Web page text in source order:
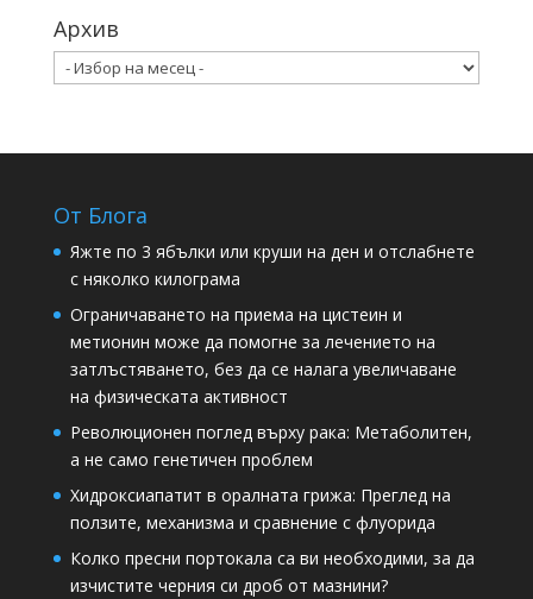
Архив
Архив
От Блога
Яжте по 3 ябълки или круши на ден и отслабнете
с няколко килограма
Ограничаването на приема на цистеин и
метионин може да помогне за лечението на
затлъстяването, без да се налага увеличаване
на физическата активност
Революционен поглед върху рака: Метаболитен,
а не само генетичен проблем
Хидроксиапатит в оралната грижа: Преглед на
ползите, механизма и сравнение с флуорида
Колко пресни портокала са ви необходими, за да
изчистите черния си дроб от мазнини?